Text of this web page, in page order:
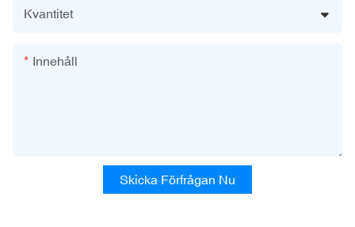
Kvantitet
Innehåll
Skicka Förfrågan Nu